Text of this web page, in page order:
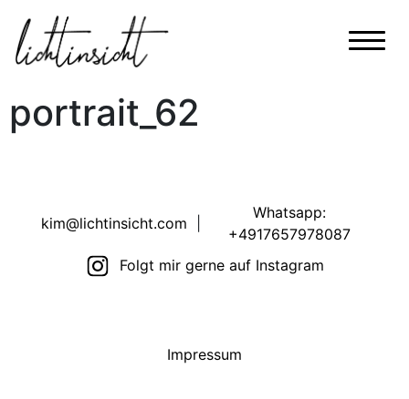
portrait_62
kim@lichtinsicht.com
Whatsapp:
+4917657978087
Folgt mir gerne auf Instagram
Impressum